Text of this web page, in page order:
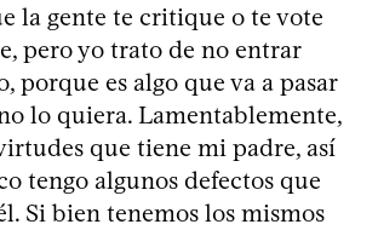
la gente te critique o te vote
pero yo trato de no entrar
porque es algo que va a pasar
lo quiera. Lamentablemente,
que tiene mi padre, así
tengo algunos defectos que
Si bien tenemos los mismos